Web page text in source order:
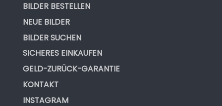
BILDER BESTELLEN
NEUE BILDER
BILDER SUCHEN
SICHERES EINKAUFEN
GELD-ZURÜCK-GARANTIE
KONTAKT
INSTAGRAM